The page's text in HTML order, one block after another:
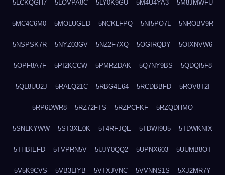
5LCKQGH7 5LOVPA8C 5LY0K9GU 5M4U4YA3 5M8JMWFU
5MC4C6M0 5MOLUGED 5NCKLFPQ 5NI5PO7L 5NROBV9R
5NSPSK7R 5NYZ03GV 5NZ2F7XQ 5OGIRQDY 5OIXNVW6
5OPF8A7F 5PI2KCCW 5PMRZDAK 5Q7NY9BS 5QDQI5F8
5QL8UU2J 5RALQ21C 5RBG4E64 5RCDBBFD 5ROV8T2I
5RP6DWR8 5RZ72FTS 5RZPCFKF 5RZQDHMO
5SNLKYWW 5ST3XE0K 5T4RFJQE 5TDWI9U5 5TDWKNIX
5THBIEFD 5TVPRN5V 5UJY0QQ2 5UPNX603 5UUMB8OT
5V5K9CVS 5VB3LIYB 5VTXJVNC 5VVNNS1S 5XJ2MR7Y